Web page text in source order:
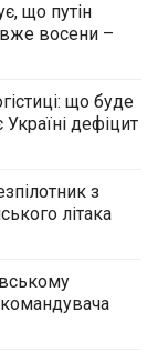
що путін
восени –
що буде
дефіцит
з
літака
командувача